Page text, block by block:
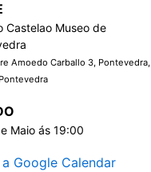
Castelao Museo de
Amoedo Carballo 3, Pontevedra,
Maio ás 19:00
Google Calendar